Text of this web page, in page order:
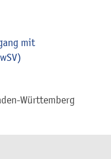
mit
Württemberg